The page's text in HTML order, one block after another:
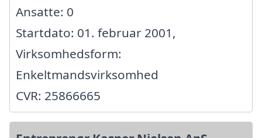
Ansatte: 0
Startdato: 01. februar 2001,
Virksomhedsform:
Enkeltmandsvirksomhed
CVR: 25866665